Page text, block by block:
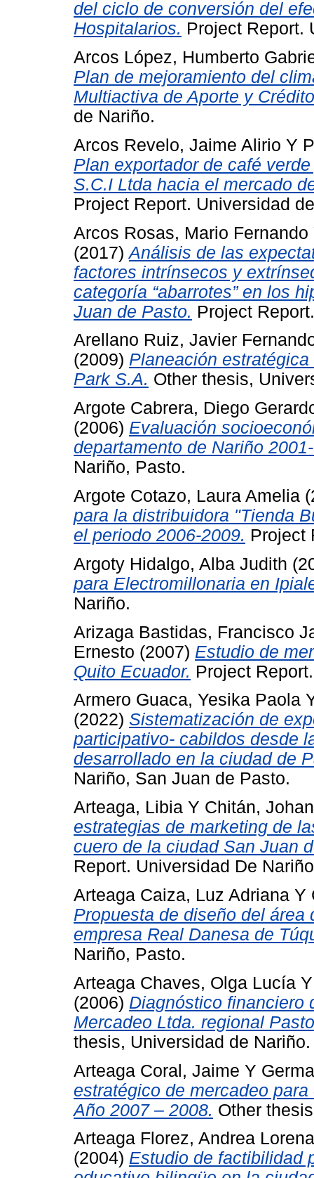
del ciclo de conversión del
Hospitalarios. Project Report.
Arcos López, Humberto
Plan de mejoramiento del
Multiactiva de Aporte y
de Nariño.
Arcos Revelo, Jaime Alirio Y
Plan exportador de café
S.C.I Ltda hacia el mercado
Project Report. Universidad
Arcos Rosas, Mario Fernando
(2017)Análisis de las
factores intrínsecos y
categoría “abarrotes” en los
Juan de Pasto. Project
Arellano Ruiz, Javier
(2009) Planeación
Park S.A. Other thesis,
Argote Cabrera, Diego
(2006) Evaluación
departamento de Nariño
Nariño, Pasto.
Argote Cotazo, Laura Amelia
para la distribuidora "Tienda
el periodo 2006-2009. Project
Argoty Hidalgo, Alba Judith
para Electromillonaria en
Nariño.
Arizaga Bastidas, Francisco
Ernesto (2007) Estudio de
Quito Ecuador. Project
Armero Guaca, Yesika Paola
(2022) Sistematización de
participativo- cabildos desde
desarrollado en la ciudad de
Nariño, San Juan de Pasto.
Arteaga, Libia Y Chitán,
estrategias de marketing de
cuero de la ciudad San Juan
Report. Universidad De
Arteaga Caiza, Luz Adriana Y
Propuesta de diseño del área
empresa Real Danesa de
Nariño, Pasto.
Arteaga Chaves, Olga Lucía
(2006) Diagnóstico financiero
Mercadeo Ltda. regional
thesis, Universidad de Nariño.
Arteaga Coral, Jaime Y
estratégico de mercadeo
Año 2007 – 2008. Other
Arteaga Florez, Andrea Lorena
(2004) Estudio de factibilidad